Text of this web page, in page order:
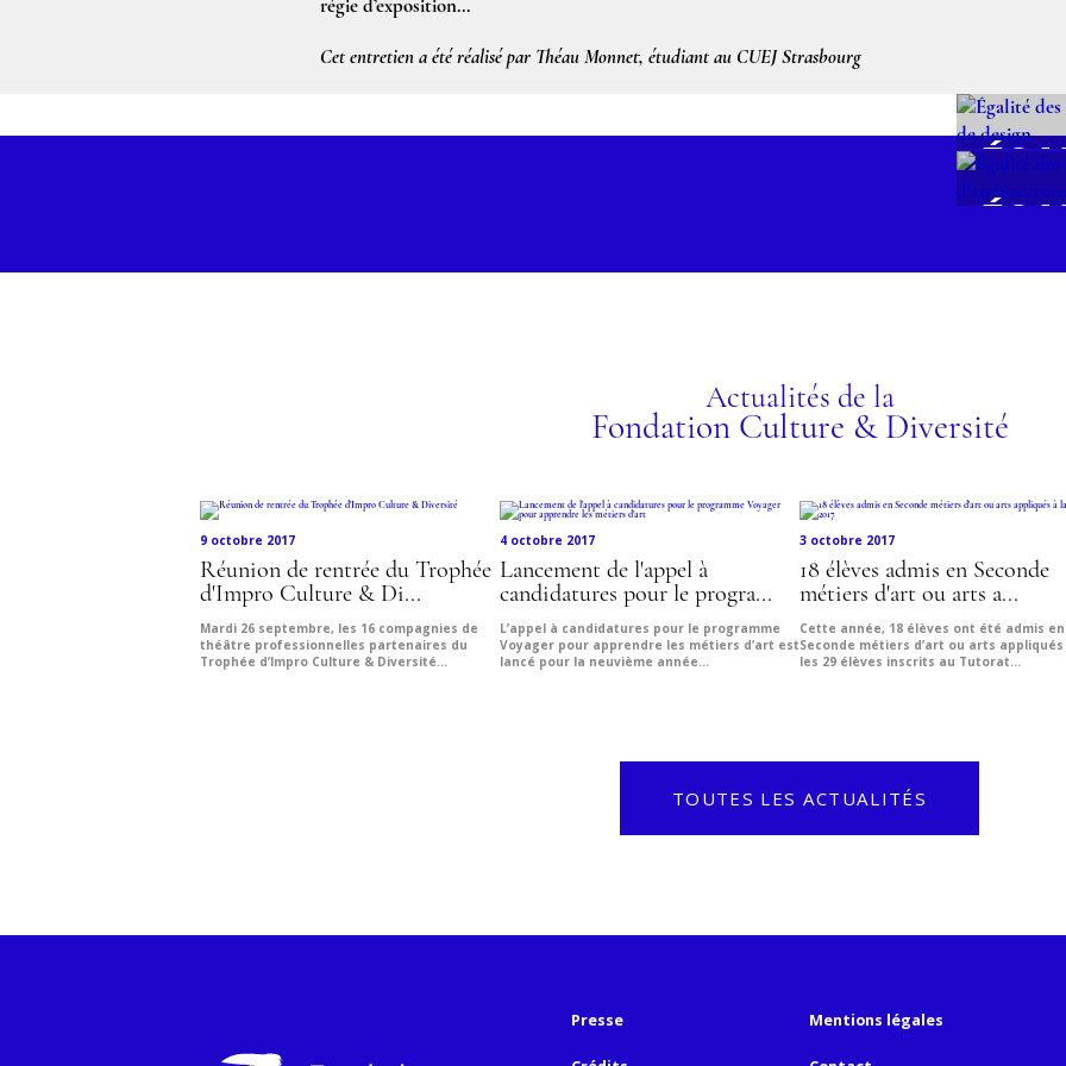
régie d’exposition...
Cet entretien a été réalisé par Théau Monnet, étudiant au CUEJ Strasbourg
Actualités de la
Fondation Culture & Diversité
9 octobre 2017
Réunion de rentrée du Trophée
d'Impro Culture & Di...
Mardi 26 septembre, les 16 compagnies de
théâtre professionnelles partenaires du
Trophée d’Impro Culture & Diversité...
4 octobre 2017
Lancement de l'appel à
candidatures pour le progra...
L’appel à candidatures pour le programme
Voyager pour apprendre les métiers d’art est
lancé pour la neuvième année...
3 octobre 2017
18 élèves admis en Seconde
métiers d'art ou arts a...
Cette année, 18 élèves ont été admis en
Seconde métiers d’art ou arts
les 29 élèves inscrits au Tutorat...
TOUTES LES ACTUALITÉS
Presse Mentions légales